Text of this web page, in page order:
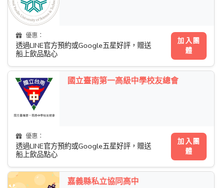
優惠：
透過LINE官方預約或Google五星好評，贈送
船上飲品點心
加入團
體
國立臺南第一高級中學校友總會
優惠：
透過LINE官方預約或Google五星好評，贈送
船上飲品點心
加入團
體
嘉義縣私立協同高中